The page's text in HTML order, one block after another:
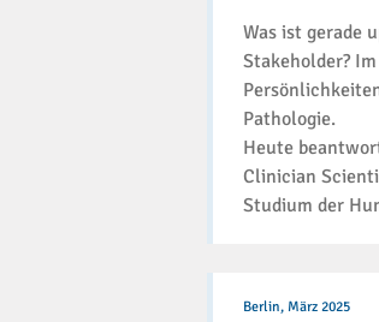
Tübingen
Was ist gerade
Stakeholder?
Pathologie.
Heute
Clinician
Studium der
Stellungnahme
Berlin, März 2025